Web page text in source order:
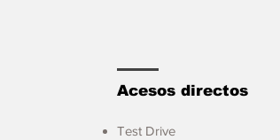
Acesos directos
Test Drive